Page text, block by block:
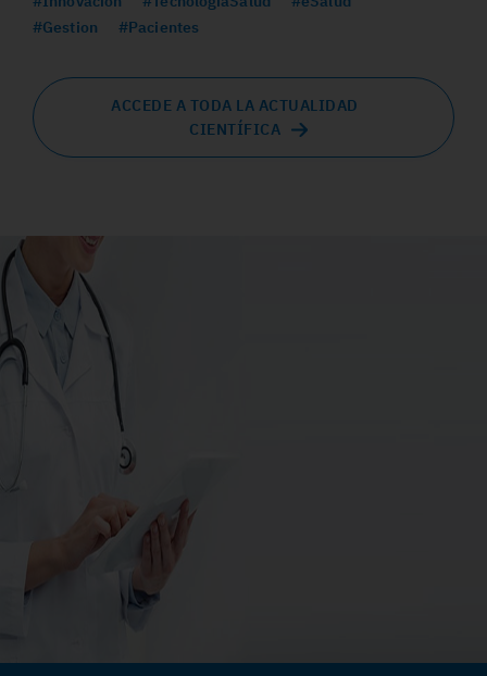
#Gestion
#Pacientes
ACCEDE A TODA LA ACTUALIDAD
CIENTÍFICA